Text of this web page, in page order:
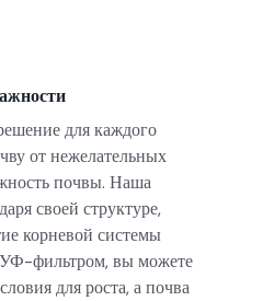
для каждого
от нежелательных
почвы. Наша
своей структуре,
корневой системы
УФ-фильтром, вы можете
для роста, а почва